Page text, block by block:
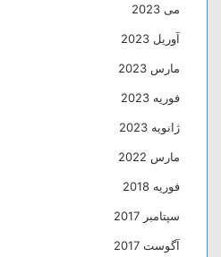
می 2023
آوریل 2023
مارس 2023
فوریه 2023
ژانویه 2023
مارس 2022
فوریه 2018
سپتامبر 2017
آگوست 2017